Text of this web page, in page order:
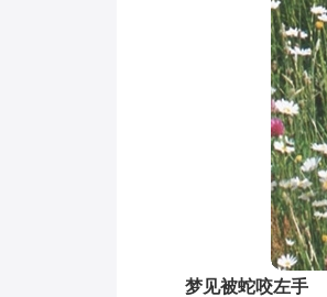
梦见被蛇咬左手